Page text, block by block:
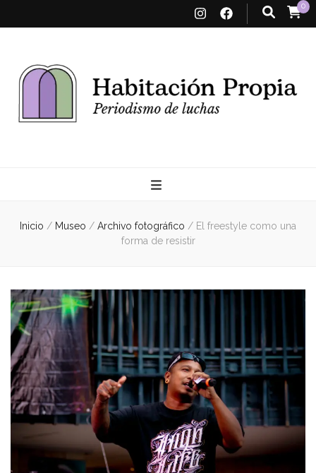
0
Propia
Inicio / Museo / Archivo fotográfico / El freestyle como una
forma de resistir